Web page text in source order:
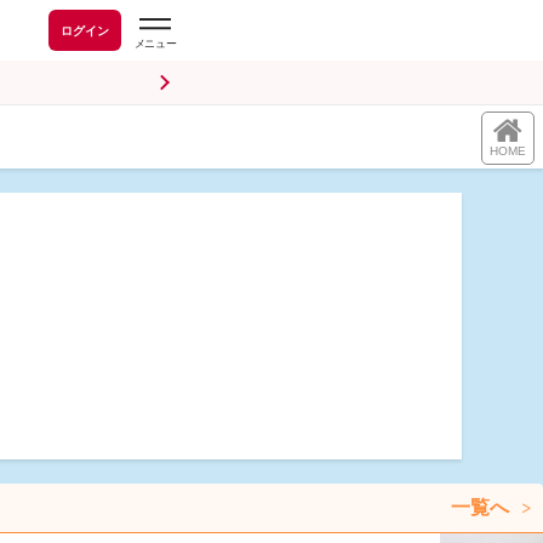
ログイン
HOME
一覧へ